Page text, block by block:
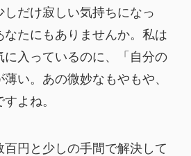
だけ寂しい気持ちになっ
なたにもありませんか。私は
に入っているのに、「自分の
い。あの微妙なもやもや、
よね。
円と少しの手間で解決して